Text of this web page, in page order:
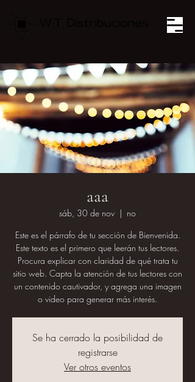
aaa
sáb, 30 de nov
  |
no
Este es el párrafo de tu sección de Bienvenida.
Este texto es el primero que leerán tus lectores.
Procura explicar con claridad de qué trata tu
sitio web. Capta la atención de tus lectores con
un contenido cautivador, y agrega una imagen
o video para generar más interés.
Se ha cerrado la posibilidad de
registrarse
Ver otros eventos